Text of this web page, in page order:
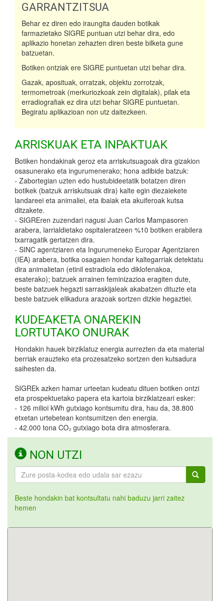
GARRANTZITSUA
Behar ez diren edo iraungita dauden botikak
farmazietako SIGRE puntuan utzi behar dira, edo
aplikazio honetan zehazten diren beste bilketa gune
batzuetan.
Botiken ontziak ere SIGRE puntuetan utzi behar dira.
Gazak, aposituak, orratzak, objektu zorrotzak,
termometroak (merkuriozkoak zein digitalak), pilak eta
erradiografiak ez dira utzi behar SIGRE puntuetan.
Begiratu aplikazioan non utz daitezkeen.
ARRISKUAK ETA INPAKTUAK
Botiken hondakinak geroz eta arriskutsuagoak dira gizakion
osasunerako eta ingurumenerako; hona adibide batzuk:
- Zabortegian uzten edo hustubideetatik botatzen diren
botikek (batzuk arriskutsuak dira) kalte egin diezaiekete
landareei eta animaliei, eta ibaiak eta akuiferoak kutsa
ditzakete.
- SIGREren zuzendari nagusi Juan Carlos Mampasoren
arabera, larrialdietako ospitaleratzeen %10 botiken erabilera
txarragatik gertatzen dira.
- SINC agentziaren eta Ingurumeneko Europar Agentziaren
(IEA) arabera, botika osagaien hondar kaltegarriak detektatu
dira animalietan (etinil estradiola edo diklofenakoa,
esaterako); batzuek arrainen feminizazioa eragiten dute,
beste batzuek hegazti sarraskijaleak akabatzen dituzte eta
beste batzuek elikadura arazoak sortzen dizkie hegaztiei.
KUDEAKETA ONAREKIN
LORTUTAKO ONURAK
Hondakin hauek birziklatuz energia aurrezten da eta material
berriak erauzteko eta prozesatzeko sortzen den kutsadura
saihesten da.
SIGREk azken hamar urteetan kudeatu dituen botiken ontzi
eta prospektuetako papera eta kartoia birziklatzeari esker:
- 126 milioi kWh gutxiago kontsumitu dira, hau da, 38.800
etxetan urtebetean kontsumitzen den energia.
- 42.000 tona CO₂ gutxiago bota dira atmosferara.
NON UTZI
Beste hondakin bat kontsultatu nahi baduzu jarri zaitez
hemen